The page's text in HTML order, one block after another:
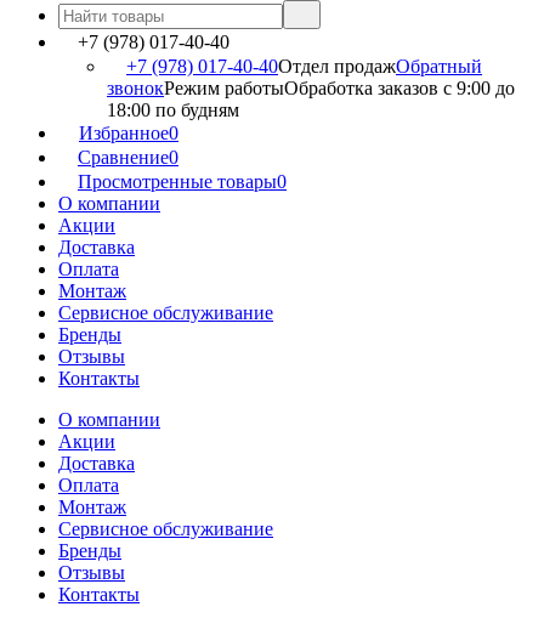
+7 (978) 017-40-40
+7 (978) 017-40-40Отдел продажОбратный
звонокРежим работыОбработка заказов с 9:00 до
18:00 по будням
Избранное0
Сравнение0
Просмотренные товары0
О компании
Акции
Доставка
Оплата
Монтаж
Сервисное обслуживание
Бренды
Отзывы
Контакты
О компании
Акции
Доставка
Оплата
Монтаж
Сервисное обслуживание
Бренды
Отзывы
Контакты